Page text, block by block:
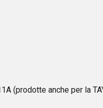
(prodotte anche per la